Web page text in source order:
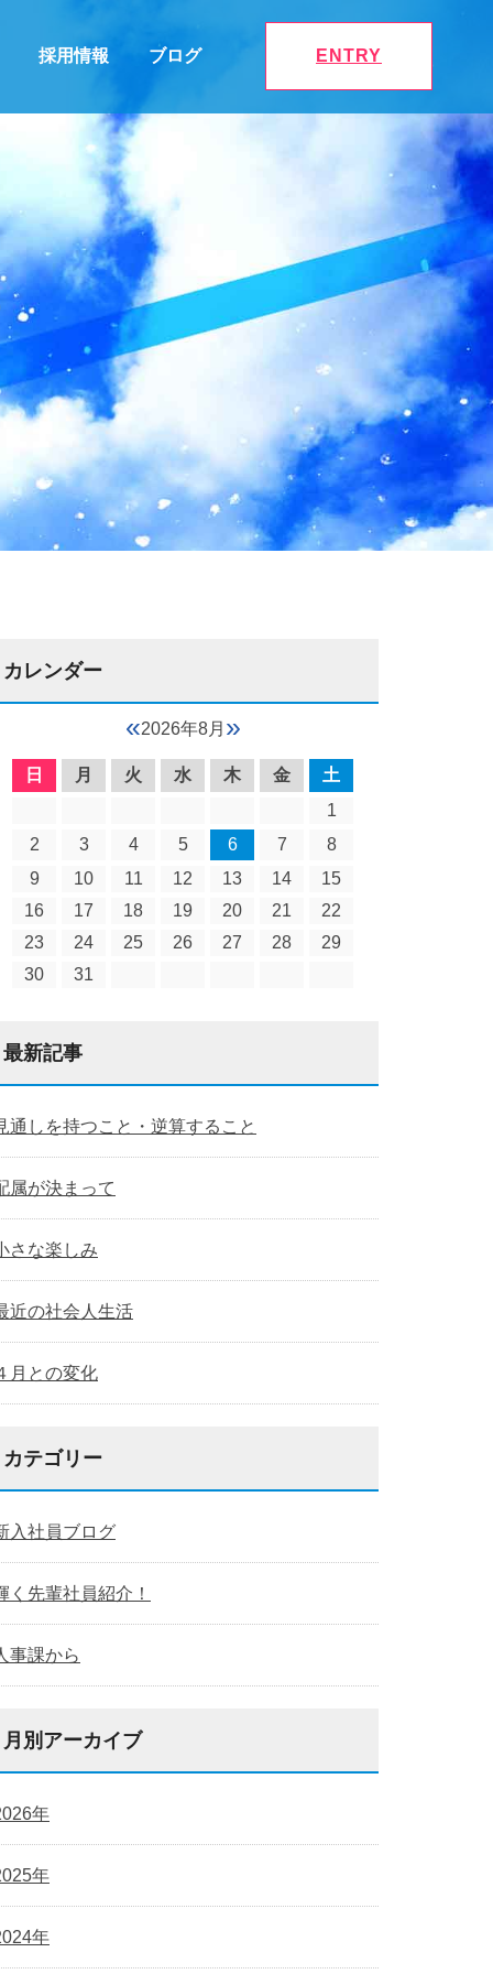
採用情報 ブログ ENTRY
カレンダー
«2026年8月 »
日 月 火 水 木 金
土
1
2
3 4 5 6 7
8
9
10 11 12 13 14
15
16
17 18 19 20 21
22
23
24 25 26 27 28
29
30
31
最新記事
通しを持つこと・逆算すること
属が決まって
さな楽しみ
近の社会人生活
月との変化
カテゴリー
入社員ブログ
く先輩社員紹介！
事課から
月別アーカイブ
年
年
年